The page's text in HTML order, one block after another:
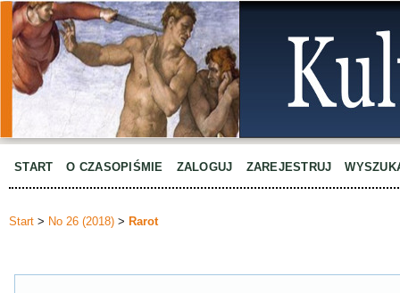
START O CZASOPIŚMIE ZALOGUJ ZAREJESTRUJ
Start > No 26 (2018) > Rarot